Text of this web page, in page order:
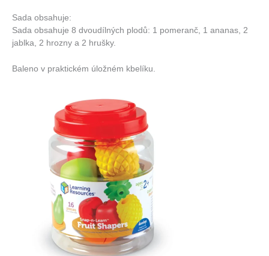
Sada obsahuje:
Sada obsahuje 8 dvoudílných plodů: 1 pomeranč, 1 ananas, 2
jablka, 2 hrozny a 2 hrušky.
Baleno v praktickém úložném kbelíku.